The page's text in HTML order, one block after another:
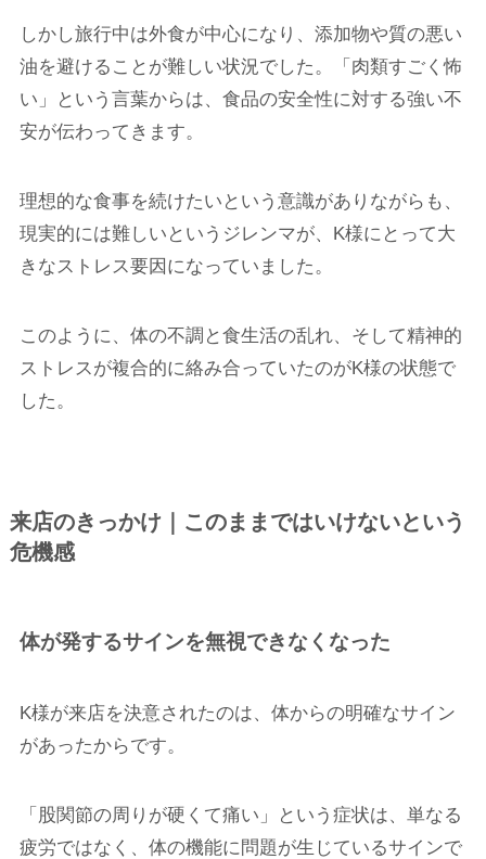
しかし旅行中は外食が中心になり、添加物や質の悪い
油を避けることが難しい状況でした。「肉類すごく怖
い」という言葉からは、食品の安全性に対する強い不
安が伝わってきます。
理想的な食事を続けたいという意識がありながらも、
現実的には難しいというジレンマが、K様にとって大
きなストレス要因になっていました。
このように、体の不調と食生活の乱れ、そして精神的
ストレスが複合的に絡み合っていたのがK様の状態で
した。
来店のきっかけ｜このままではいけないという
危機感
体が発するサインを無視できなくなった
K様が来店を決意されたのは、体からの明確なサイン
があったからです。
「股関節の周りが硬くて痛い」という症状は、単なる
疲労ではなく、体の機能に問題が生じているサインで